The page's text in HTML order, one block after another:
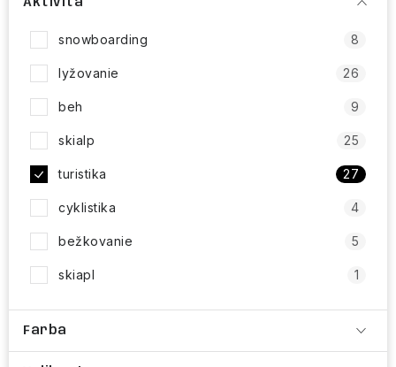
ZNAČKY
Vrátenie a výmena
Moja objednávka
Aktivita
snowboarding 8
lyžovanie 26
beh 9
skialp 25
turistika 27
cyklistika 4
bežkovanie 5
skiapl 1
Farba